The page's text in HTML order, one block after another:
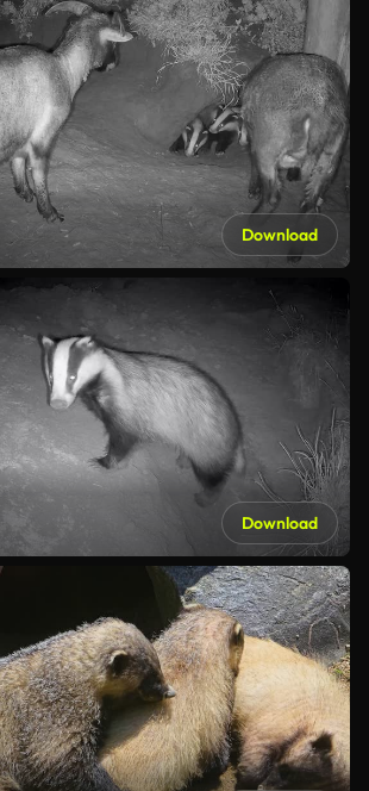
Download
Download